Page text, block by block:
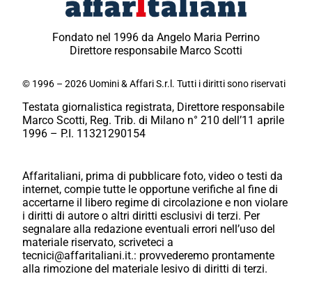
Fondato nel 1996 da Angelo Maria Perrino
Direttore responsabile Marco Scotti
© 1996 – 2026 Uomini & Affari S.r.l. Tutti i diritti sono riservati
Testata giornalistica registrata, Direttore responsabile
Marco Scotti, Reg. Trib. di Milano n° 210 dell’11 aprile
1996 – P.I. 11321290154
Affaritaliani, prima di pubblicare foto, video o testi da
internet, compie tutte le opportune verifiche al fine di
accertarne il libero regime di circolazione e non violare
i diritti di autore o altri diritti esclusivi di terzi. Per
segnalare alla redazione eventuali errori nell’uso del
materiale riservato, scriveteci a
tecnici@affaritaliani.it.: provvederemo prontamente
alla rimozione del materiale lesivo di diritti di terzi.